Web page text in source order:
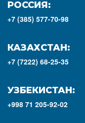
РОССИЯ:
+7 (385) 577-70-98
КАЗАХСТАН:
+7 (7222) 68-25-35
УЗБЕКИСТАН:
+998 71 205-92-02